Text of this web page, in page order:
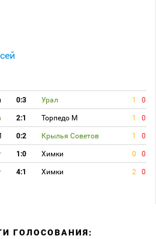
0:3 Урал 1 0
2:1 Торпедо М 1 0
0:2 Крылья Советов 1 0
1:0 Химки 0 0
4:1 Химки 2 0
ГОЛОСОВАНИЯ: